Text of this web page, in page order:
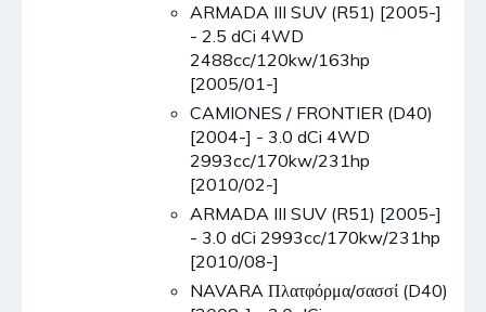
ARMADA III SUV (R51) [2005-]
- 2.5 dCi 4WD
2488cc/120kw/163hp
[2005/01-]
CAMIONES / FRONTIER (D40)
[2004-] - 3.0 dCi 4WD
2993cc/170kw/231hp
[2010/02-]
ARMADA III SUV (R51) [2005-]
- 3.0 dCi 2993cc/170kw/231hp
[2010/08-]
NAVARA Πλατφόρμα/σασσί (D40)